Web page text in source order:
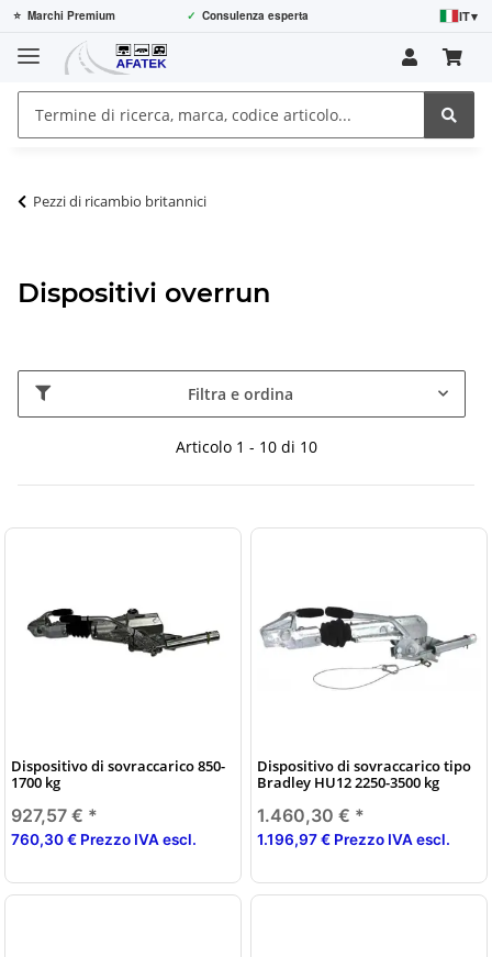
⭐ Marchi Premium ✓ Consulenza esperta IT▾
Pezzi di ricambio britannici
Dispositivi overrun
Filtra e ordina
Articolo 1 - 10 di 10
Dispositivo di sovraccarico 850-
1700 kg
927,57 € *
760,30 € Prezzo IVA escl.
Dispositivo di sovraccarico tipo
Bradley HU12 2250-3500 kg
1.460,30 € *
1.196,97 € Prezzo IVA escl.